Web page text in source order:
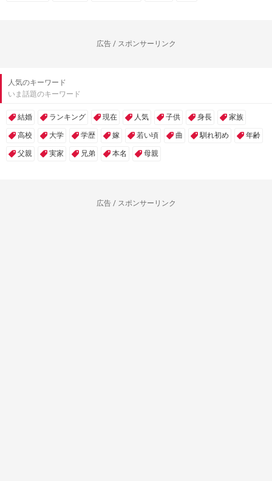
広告 / スポンサーリンク
人気のキーワード
いま話題のキーワード
結婚 ランキング 現在 人気 子供 身長 家族
高校 大学 学歴 嫁 若い頃 曲 馴れ初め 年齢
父親 実家 兄弟 本名 母親
広告 / スポンサーリンク